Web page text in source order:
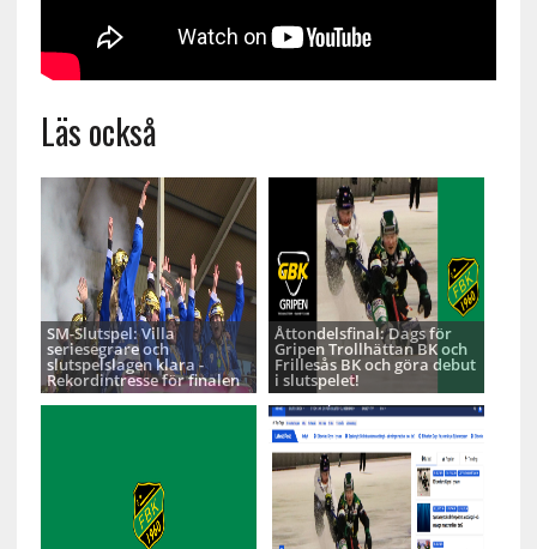
Läs också
SM-Slutspel: Villa
seriesegrare och
slutspelslagen klara -
Rekordintresse för finalen
Åttondelsfinal: Dags för
Gripen Trollhättan BK och
Frillesås BK och göra debut
i slutspelet!